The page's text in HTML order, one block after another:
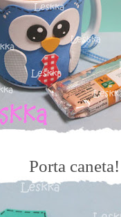
Porta caneta!